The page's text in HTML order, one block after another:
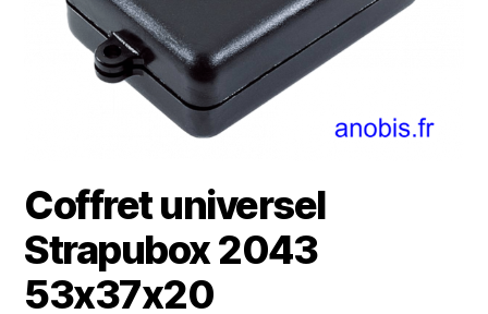
Coffret universel
Strapubox 2043
53x37x20